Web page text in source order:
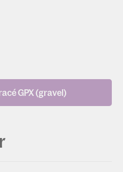
GPX (gravel)